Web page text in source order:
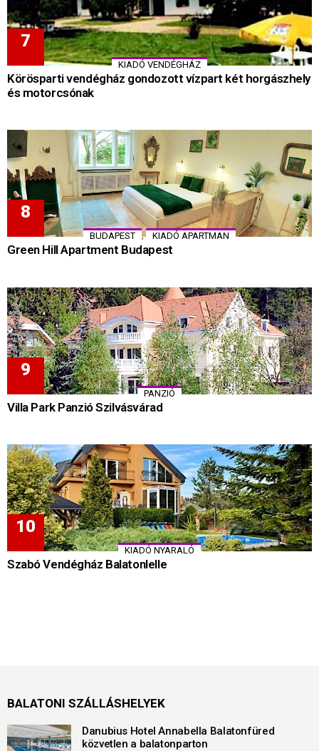
KIADÓ VENDÉGHÁZ
Körösparti vendégház gondozott vízpart két horgászhely
és motorcsónak
BUDAPEST , KIADÓ APARTMAN
Green Hill Apartment Budapest
PANZIÓ
Villa Park Panzió Szilvásvárad
KIADÓ NYARALÓ
Szabó Vendégház Balatonlelle
BALATONI SZÁLLÁSHELYEK
Danubius Hotel Annabella Balatonfüred
közvetlen a balatonparton